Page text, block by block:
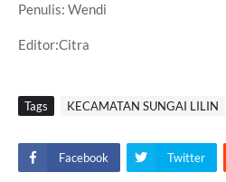
Penulis: Wendi
Editor:Citra
Tags KECAMATAN SUNGAI LILIN
Facebook Twitter